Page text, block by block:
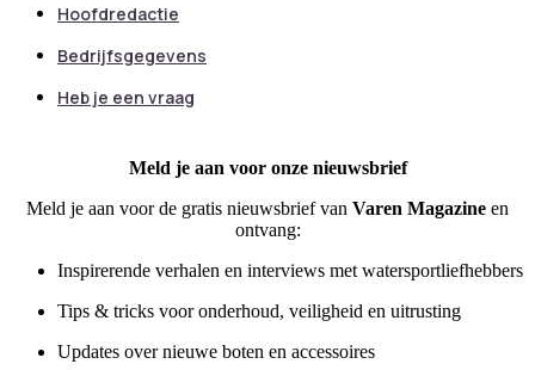
Hoofdredactie
Bedrijfsgegevens
Heb je een vraag
Meld je aan voor onze nieuwsbrief
Meld je aan voor de gratis nieuwsbrief van Varen Magazine en
ontvang:
Inspirerende verhalen en interviews met watersportliefhebbers
Tips & tricks voor onderhoud, veiligheid en uitrusting
Updates over nieuwe boten en accessoires